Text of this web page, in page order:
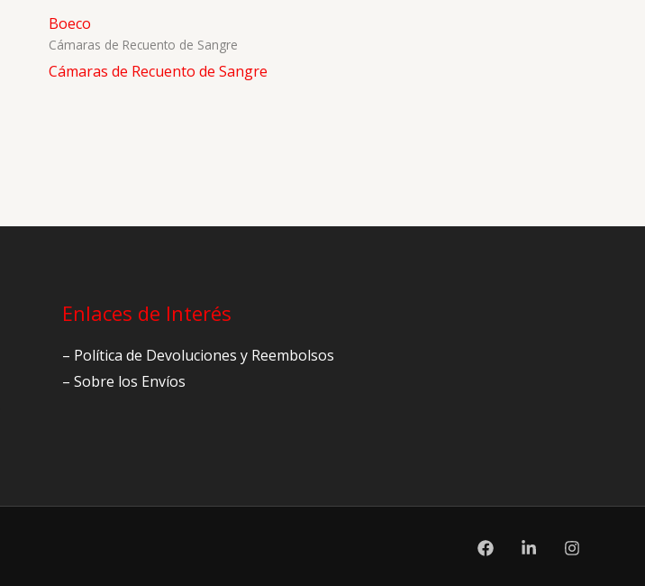
Boeco
Cámaras de Recuento de Sangre
Cámaras de Recuento de Sangre
Enlaces de Interés
– Política de Devoluciones y Reembolsos
– Sobre los Envíos